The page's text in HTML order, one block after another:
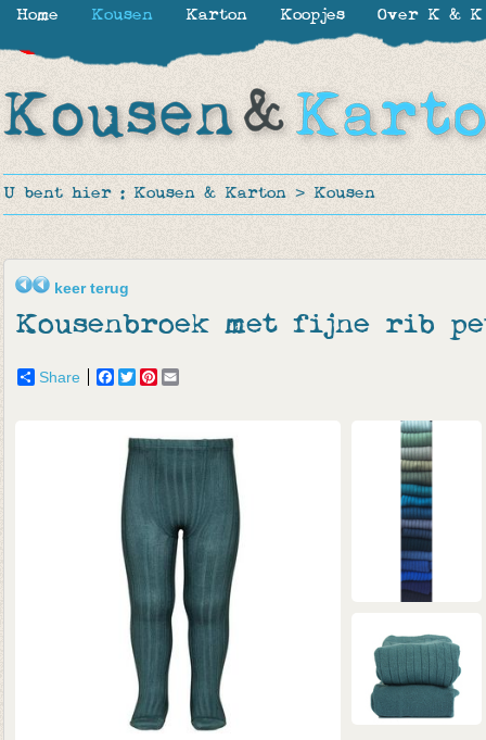
U bent hier : Kousen & Karton > Kousen
keer terug
Kousenbroek met fijne rib
Share Facebook
TwitterPinterest
Home Kousen Karton Koopjes Over K & K